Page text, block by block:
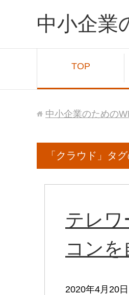
中小企業
TOP
中小企業のための
「クラウド」タ
テレワ
コンを
2020年4月20日